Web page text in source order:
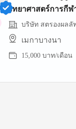
วิทยาศาสตร์การกีฬ
ให้) บริษัท สตรองผลลั
เมกาบางนา
15,000 บาท/เดือน